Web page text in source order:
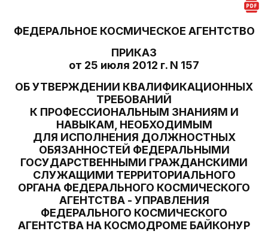
ФЕДЕРАЛЬНОЕ КОСМИЧЕСКОЕ АГЕНТСТВО
ПРИКАЗ
от 25 июля 2012 г. N 157
ОБ УТВЕРЖДЕНИИ КВАЛИФИКАЦИОННЫХ
ТРЕБОВАНИЙ
К ПРОФЕССИОНАЛЬНЫМ ЗНАНИЯМ И
НАВЫКАМ, НЕОБХОДИМЫМ
ДЛЯ ИСПОЛНЕНИЯ ДОЛЖНОСТНЫХ
ОБЯЗАННОСТЕЙ ФЕДЕРАЛЬНЫМИ
ГОСУДАРСТВЕННЫМИ ГРАЖДАНСКИМИ
СЛУЖАЩИМИ ТЕРРИТОРИАЛЬНОГО
ОРГАНА ФЕДЕРАЛЬНОГО КОСМИЧЕСКОГО
АГЕНТСТВА - УПРАВЛЕНИЯ
ФЕДЕРАЛЬНОГО КОСМИЧЕСКОГО
АГЕНТСТВА НА КОСМОДРОМЕ БАЙКОНУР